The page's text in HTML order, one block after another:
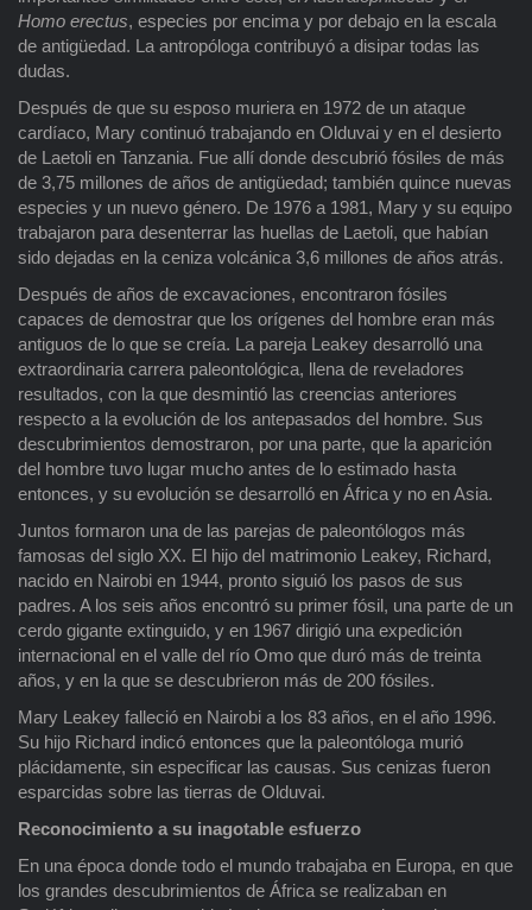
Homo erectus, especies por encima y por debajo en la escala
de antigüedad. La antropóloga contribuyó a disipar todas las
dudas.
Después de que su esposo muriera en 1972 de un ataque
cardíaco, Mary continuó trabajando en Olduvai y en el desierto
de Laetoli en Tanzania. Fue allí donde descubrió fósiles de más
de 3,75 millones de años de antigüedad; también quince nuevas
especies y un nuevo género. De 1976 a 1981, Mary y su equipo
trabajaron para desenterrar las huellas de Laetoli, que habían
sido dejadas en la ceniza volcánica 3,6 millones de años atrás.
Después de años de excavaciones, encontraron fósiles
capaces de demostrar que los orígenes del hombre eran más
antiguos de lo que se creía. La pareja Leakey desarrolló una
extraordinaria carrera paleontológica, llena de reveladores
resultados, con la que desmintió las creencias anteriores
respecto a la evolución de los antepasados del hombre. Sus
descubrimientos demostraron, por una parte, que la aparición
del hombre tuvo lugar mucho antes de lo estimado hasta
entonces, y su evolución se desarrolló en África y no en Asia.
Juntos formaron una de las parejas de paleontólogos más
famosas del siglo XX. El hijo del matrimonio Leakey, Richard,
nacido en Nairobi en 1944, pronto siguió los pasos de sus
padres. A los seis años encontró su primer fósil, una parte de un
cerdo gigante extinguido, y en 1967 dirigió una expedición
internacional en el valle del río Omo que duró más de treinta
años, y en la que se descubrieron más de 200 fósiles.
Mary Leakey falleció en Nairobi a los 83 años, en el año 1996.
Su hijo Richard indicó entonces que la paleontóloga murió
plácidamente, sin especificar las causas. Sus cenizas fueron
esparcidas sobre las tierras de Olduvai.
Reconocimiento a su inagotable esfuerzo
En una época donde todo el mundo trabajaba en Europa, en que
los grandes descubrimientos de África se realizaban en